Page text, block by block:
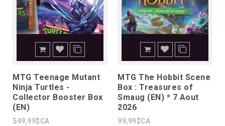
MTG Teenage Mutant
Ninja Turtles -
Collector Booster Box
(EN)
549,99$CA
MTG The Hobbit Scene
Box : Treasures of
Smaug (EN) * 7 Aout
2026
99,99$CA